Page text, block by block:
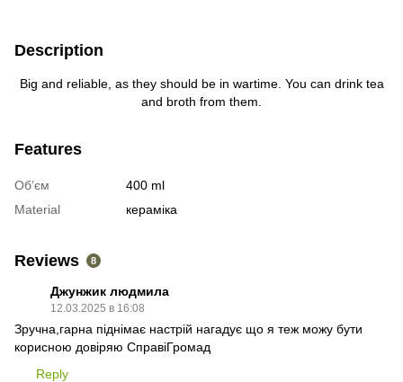
Description
Big and reliable, as they should be in wartime. You can drink tea
and broth from them.
Features
Об’єм
400 ml
Material
кераміка
Reviews 8
Джунжик людмила
12.03.2025 в 16:08
Зручна,гарна піднімає настрій нагадує що я теж можу бути
корисною довіряю СправіГромад
Reply